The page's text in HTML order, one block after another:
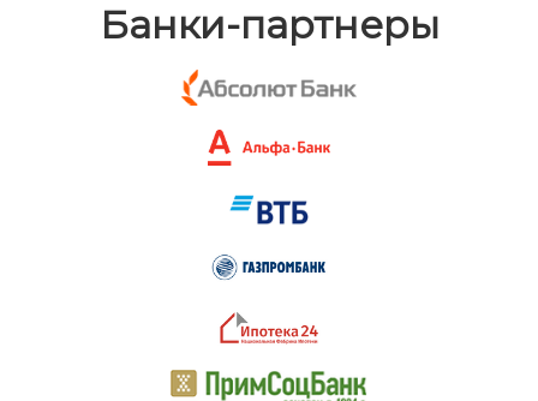
Банки-партнеры